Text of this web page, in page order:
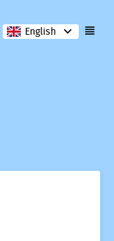
English